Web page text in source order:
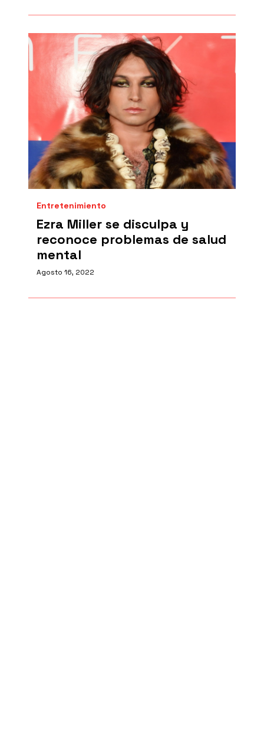
Entretenimiento
Ezra Miller se disculpa y
reconoce problemas de salud
mental
Agosto 16, 2022